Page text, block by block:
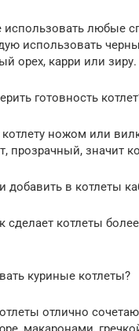
любые
использовать
орех, карри или зиру.
готовность
котлету ножом или
прозрачный, значит
в котлеты
сделает котлеты
куриные котлеты?
отлично